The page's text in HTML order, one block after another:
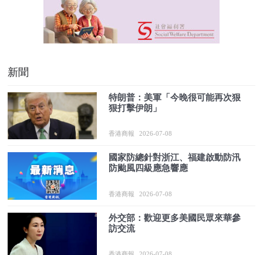
新聞
特朗普：美軍「今晚很可能再次狠
狠打擊伊朗」
香港商報 2026-07-08
國家防總針對浙江、福建啟動防汛
防颱風四級應急響應
香港商報 2026-07-08
外交部：歡迎更多美國民眾來華參
訪交流